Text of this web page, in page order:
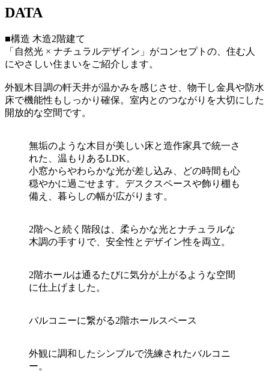
DATA
■構造 木造2階建て
「自然光 × ナチュラルデザイン」がコンセプトの、住む人
にやさしい住まいをご紹介します。
外観木目調の軒天井が温かみを感じさせ、物干し金具や防水
床で機能性もしっかり確保。室内とのつながりを大切にした
開放的な空間です。
無垢のような木目が美しい床と造作家具で統一さ
れた、温もりあるLDK。
小窓からやわらかな光が差し込み、どの時間も心
穏やかに過ごせます。デスクスペースや飾り棚も
備え、暮らしの幅が広がります。
2階へと続く階段は、柔らかな光とナチュラルな
木調の手すりで、安全性とデザイン性を両立。
2階ホールは通るたびに気分が上がるような空間
に仕上げました。
バルコニーに繋がる2階ホールスペース
外観に調和したシンプルで洗練されたバルコニ
ー。